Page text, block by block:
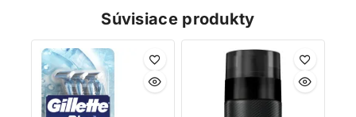
Súvisiace produkty
zbierajte odmeny!
Zaregistrujte sa ešte dnes a my vám pripíšeme vstupný
bonus 200 bodov. Navyše za každé 1 € nákupu získate
1 bod do vášho vernostného účtu. Nakupujte